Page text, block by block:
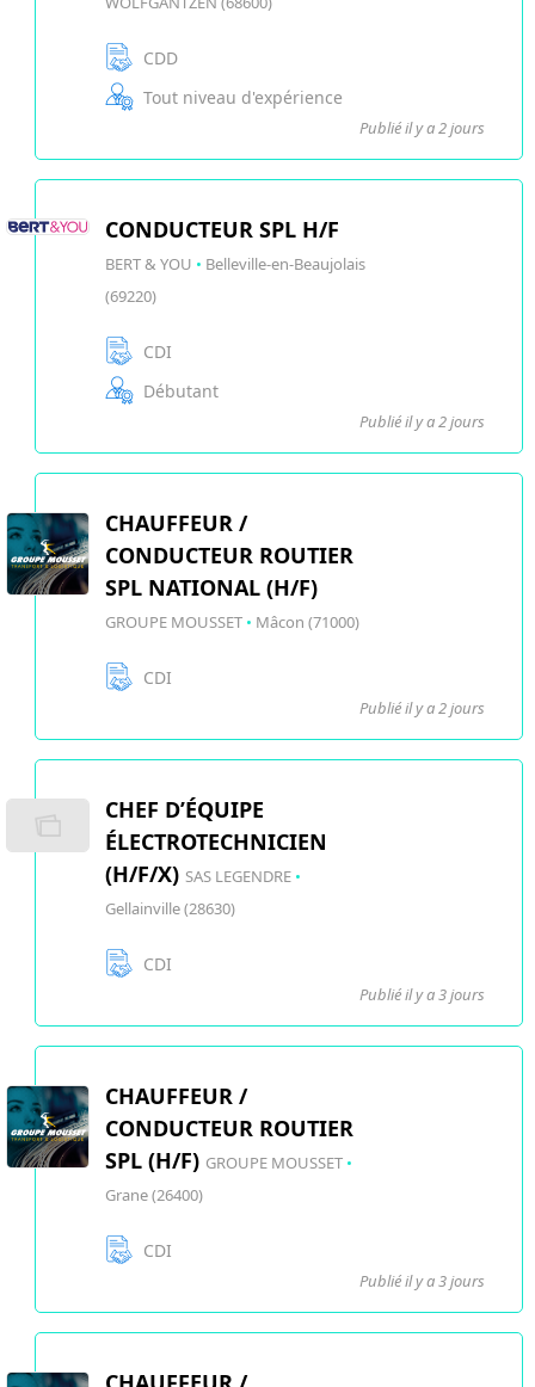
CDD
Tout niveau d'expérience
Publié il y a 2 jours
CONDUCTEUR SPL H/F
BERT & YOU • Belleville-en-Beaujolais
(69220)
CDI
Débutant
Publié il y a 2 jours
CHAUFFEUR /
CONDUCTEUR ROUTIER
SPL NATIONAL (H/F)
GROUPE MOUSSET • Mâcon (71000)
CDI
Publié il y a 2 jours
CHEF D’ÉQUIPE
ÉLECTROTECHNICIEN
(H/F/X) SAS LEGENDRE •
Gellainville (28630)
CDI
Publié il y a 3 jours
CHAUFFEUR /
CONDUCTEUR ROUTIER
SPL (H/F) GROUPE MOUSSET •
Grane (26400)
CDI
Publié il y a 3 jours